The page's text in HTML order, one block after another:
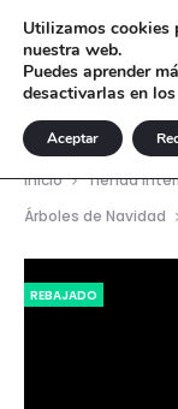
Inicio Tienda
Árboles de Navidad
REBAJADO
Utilizamos cookies
nuestra web.
Puedes aprender
desactivarlas en los
Aceptar